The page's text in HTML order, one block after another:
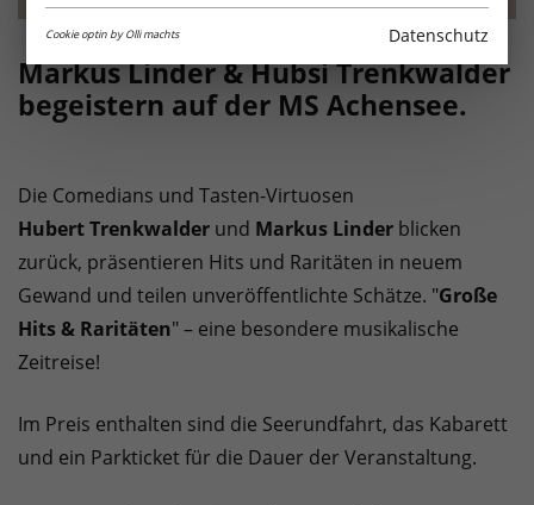
Markus Linder & Hubsi Trenkwalder
begeistern auf der MS Achensee.
Die Comedians und Tasten-Virtuosen
Hubert Trenkwalder und Markus Linder blicken
zurück, präsentieren Hits und Raritäten in neuem
Gewand und teilen unveröffentlichte Schätze. "Große
Hits & Raritäten" – eine besondere musikalische
Zeitreise!
Im Preis enthalten sind die Seerundfahrt, das Kabarett
und ein Parkticket für die Dauer der Veranstaltung.
Cookie optin by Olli machts Datenschutz